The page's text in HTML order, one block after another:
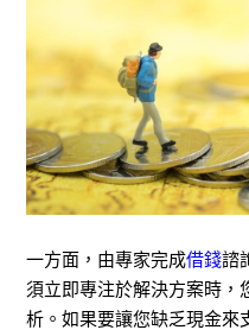
一方面，由專家完成借錢諮
須立即專注於解決方案時，
析。如果要讓您缺乏現金來